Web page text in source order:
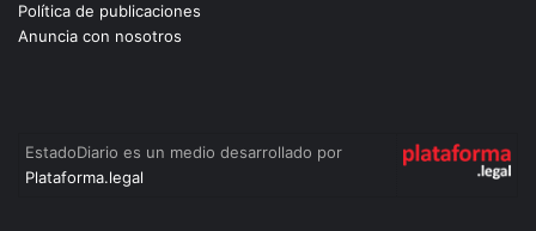
Política de publicaciones
Anuncia con nosotros
EstadoDiario es un medio desarrollado por
Plataforma.legal